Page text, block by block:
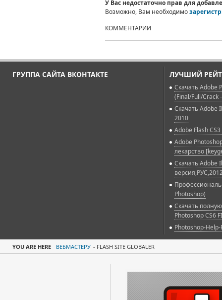
У Вас недостаточно прав для
Возможно, Вам необходимо
КОММЕНТАРИИ
ГРУППА САЙТА ВКОНТАКТЕ ЛУЧШИЙ
Скачать Adobe
(Final/Full/Crack
Скачать Adobe
2010
Adobe Flash
Adobe
лекарство
Скачать Adobe
Photoshop)
Скачать
Photoshop CS6
Photoshop-Help-
YOU ARE HERE ВЕБМАСТЕРУ - FLASH SITE GLOBALER